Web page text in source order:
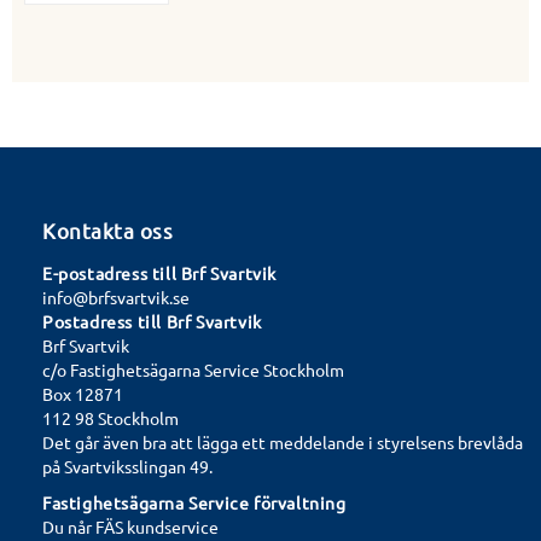
Kontakta oss
E-postadress till Brf Svartvik
info@brfsvartvik.se
Postadress till Brf Svartvik
Brf Svartvik
c/o Fastighetsägarna Service Stockholm
Box 12871
112 98 Stockholm
Det går även bra att lägga ett meddelande i styrelsens brevlåda
på Svartviksslingan 49.
Fastighetsägarna Service förvaltning
Du når FÄS kundservice